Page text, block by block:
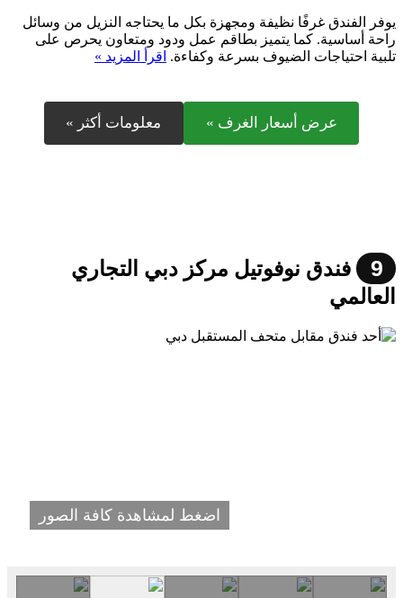
يوفر الفندق غرفًا نظيفة ومجهزة بكل ما يحتاجه النزيل من وسائل
راحة أساسية. كما يتميز بطاقم عمل ودود ومتعاون يحرص على
تلبية احتياجات الضيوف بسرعة وكفاءة. اقرأ المزيد »
عرض أسعار الغرف » معلومات أكثر »
9
فندق نوفوتيل مركز دبي التجاري
العالمي
اضغط لمشاهدة كافة الصور